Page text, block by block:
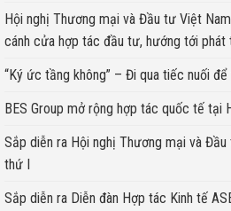
Hội nghị Thương mại và Đầu tư Việt
cánh cửa hợp tác đầu tư, hướng tới phát
“Ký ức tầng không” – Đi qua tiếc nuối
BES Group mở rộng hợp tác quốc tế tại
Sắp diễn ra Hội nghị Thương mại và
thứ I
Sắp diễn ra Diễn đàn Hợp tác Kinh tế